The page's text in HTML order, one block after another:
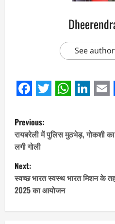
See
P
o
s
t
n
Previous:
रायबरेली में पुलिस मुठभेड़, गोकशी
लगी गोली
Next:
स्वच्छ भारत स्वस्थ भारत मिशन के
2025 का आयोजन